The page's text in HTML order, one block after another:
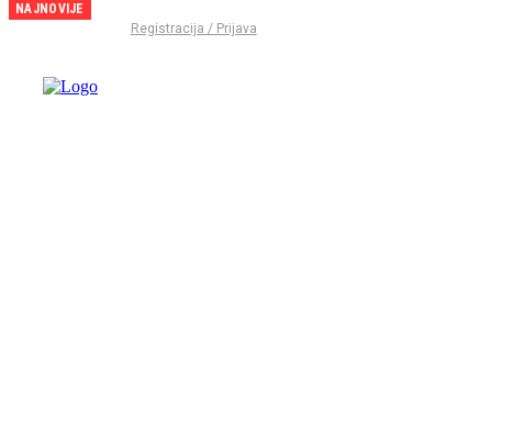
NAJNOVIJE
Bilan
Registracija / Prijava